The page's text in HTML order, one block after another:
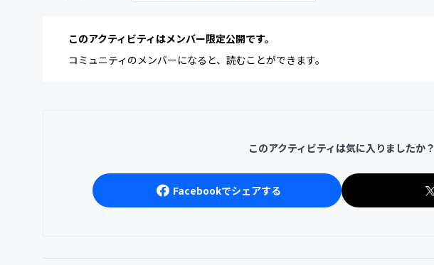
このアクティビティはメンバー限定公開です。
コミュニティのメンバーになると、読むことができます。
このアクティビティは気に入りましたか？
Facebookでシェアする